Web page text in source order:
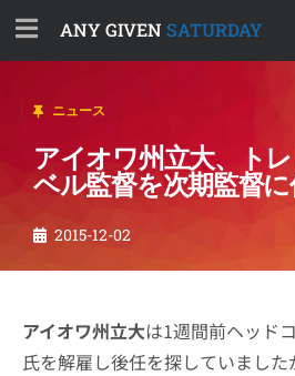
ANY GIVEN SATURDAY
ニュース
アイオワ州立大、ト
ベル監督を次期監督に
2015-12-02
アイオワ州立大は1週間前ヘッド
氏を解雇し後任を探していました